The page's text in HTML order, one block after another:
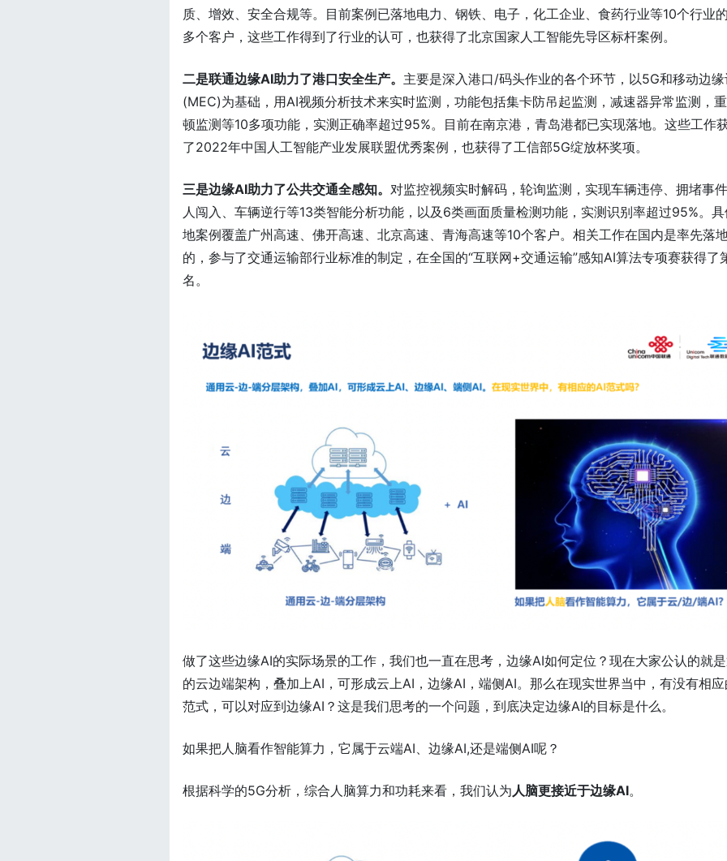
质、增效、安全合规等。目前案例已落地电力、钢铁、电子，化工企业、食药行业等10个行业
多个客户，这些工作得到了行业的认可，也获得了北京国家人工智能先导区标杆案例。
二是联通边缘AI助力了港口安全生产。 主要是深入港口/码头作业的各个环节，以5G和移动边
(MEC)为基础，用AI视频分析技术来实时监测，功能包括集卡防吊起监测，减速器异常监测，
顿监测等10多项功能，实测正确率超过95%。目前在南京港，青岛港都已实现落地。这些工作
了2022年中国人工智能产业发展联盟优秀案例，也获得了工信部5G绽放杯奖项。
三是边缘AI助力了公共交通全感知。 对监控视频实时解码，轮询监测，实现车辆违停、拥堵事
人闯入、车辆逆行等13类智能分析功能，以及6类画面质量检测功能，实测识别率超过95%。
地案例覆盖广州高速、佛开高速、北京高速、青海高速等10个客户。相关工作在国内是率先落
的，参与了交通运输部行业标准的制定，在全国的“互联网+交通运输”感知AI算法专项赛获得了
名。
做了这些边缘AI的实际场景的工作，我们也一直在思考，边缘AI如何定位？现在大家公认的就
的云边端架构，叠加上AI，可形成云上AI，边缘AI，端侧AI。那么在现实世界当中，有没有相
范式，可以对应到边缘AI？这是我们思考的一个问题，到底决定边缘AI的目标是什么。
如果把人脑看作智能算力，它属于云端AI、边缘AI,还是端侧AI呢？
根据科学的5G分析，综合人脑算力和功耗来看，我们认为人脑更接近于边缘AI。